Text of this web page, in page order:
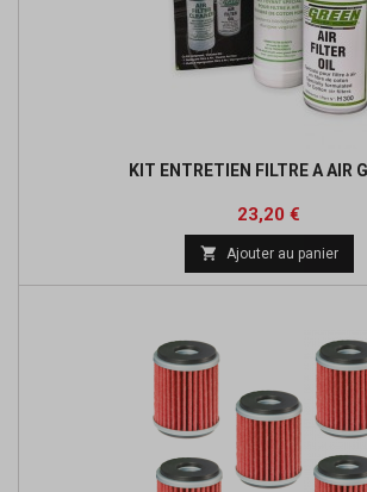
KIT ENTRETIEN FILTRE A AIR
Prix
23,20 €
base
 Ajouter au panier